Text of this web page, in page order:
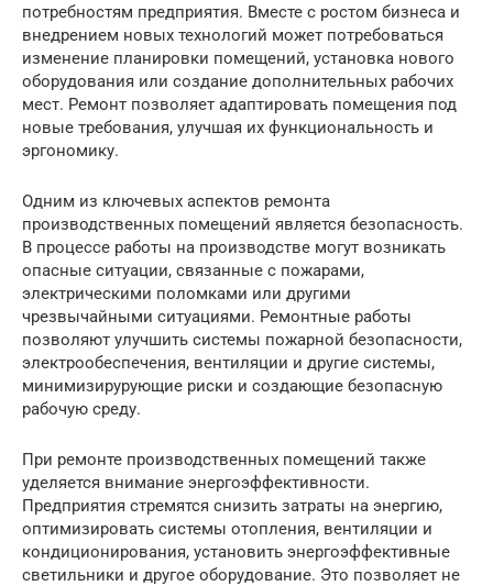
потребностям предприятия. Вместе с ростом бизнеса и
внедрением новых технологий может потребоваться
изменение планировки помещений, установка нового
оборудования или создание дополнительных рабочих
мест. Ремонт позволяет адаптировать помещения под
новые требования, улучшая их функциональность и
эргономику.
Одним из ключевых аспектов ремонта
производственных помещений является безопасность.
В процессе работы на производстве могут возникать
опасные ситуации, связанные с пожарами,
электрическими поломками или другими
чрезвычайными ситуациями. Ремонтные работы
позволяют улучшить системы пожарной безопасности,
электрообеспечения, вентиляции и другие системы,
минимизирурующие риски и создающие безопасную
рабочую среду.
При ремонте производственных помещений также
уделяется внимание энергоэффективности.
Предприятия стремятся снизить затраты на энергию,
оптимизировать системы отопления, вентиляции и
кондиционирования, установить энергоэффективные
светильники и другое оборудование. Это позволяет не